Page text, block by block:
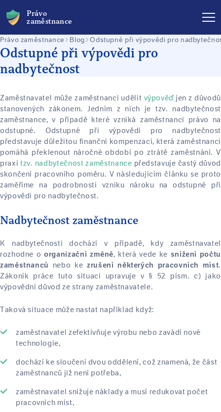
Právo
zaměstnance
Odstupné při výpovědi pro
nadbytečnost
Právo zaměstnance Blog Odstupné při výpovědi pro
Zaměstnavatel může zaměstnanci udělit výpověď jen z důvodů
stanovených zákonem. Jedním z nich je tzv. nadbytečnost
zaměstnance, v případě které vzniká zaměstnanci právo na
odstupné. Odstupné při výpovědi pro nadbytečnost
představuje důležitou finanční kompenzaci, která zaměstnanci
pomáhá překlenout náročné období po ztrátě zaměstnání. V
praxitzv. nadbytečnost zaměstnance představuje častý důvod
skončení pracovního poměru. V následujícím článku se proto
zaměříme na podrobnosti vzniku nároku na odstupné při
výpovědi pro nadbytečnost.
Nadbytečnost zaměstnance
K nadbytečnosti dochází v případě, kdy zaměstnavatel
rozhodne oorganizační změně, která vede ke snížení počtu
zaměstnanců
nebo kezrušení některých pracovních míst.
Zákoník práce tuto situaci upravuje v § 52 písm. c) jako
výpovědní důvod ze strany zaměstnavatele.
Taková situace může nastat například když:
zaměstnavatel zefektivňuje výrobu nebo zavádí nové
technologie,
dochází ke sloučení dvou oddělení, což znamená, že část
zaměstnanců již není potřeba,
zaměstnavatel snižuje náklady a musí redukovat počet
pracovních míst,